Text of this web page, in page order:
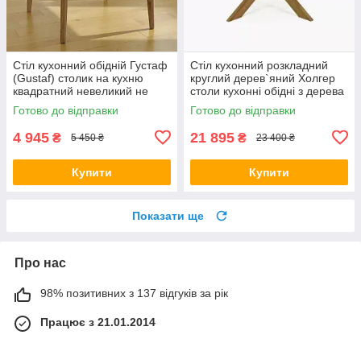
Стіл кухонний обідній Густаф
(Gustaf) столик на кухню
квадратний невеликий не
розкладний дерев'яний
сучасний для кухні
Готово до відправки
4 945 ₴ 5 450 ₴
Купити
Стіл кухонний розкладний
круглий дерев`яний Холгер
столи кухонні обідні з дерева
на кухню в кафе 1200
(1700)х1200х40(20+20)
Готово до відправки
21 895 ₴ 23 400 ₴
Купити
Показати ще
Про нас
98% позитивних з 137 відгуків за рік
Працює з 21.01.2014